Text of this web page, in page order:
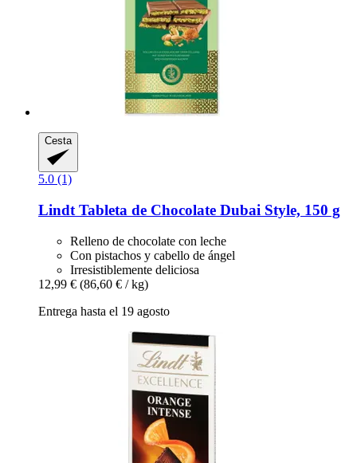
Cesta
5.0 (1)
Lindt Tableta de Chocolate Dubai Style, 150 g
Relleno de chocolate con leche
Con pistachos y cabello de ángel
Irresistiblemente deliciosa
12,99 € (86,60 € / kg)
Entrega hasta el 19 agosto